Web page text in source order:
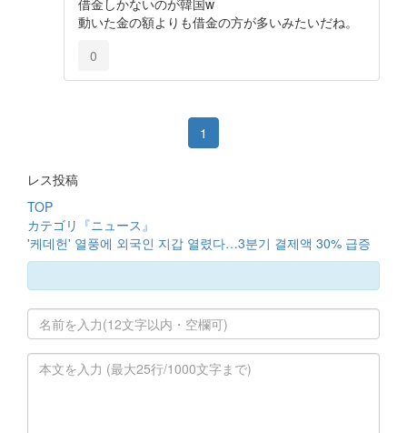
動いた金の額よりも借金の方が多いみたいだね。
0
1
レス投稿
TOP
カテゴリ『ニュース』
'케데헌' 열풍에 외국인 지갑 열렸다…3분기 결제액 30% 급증